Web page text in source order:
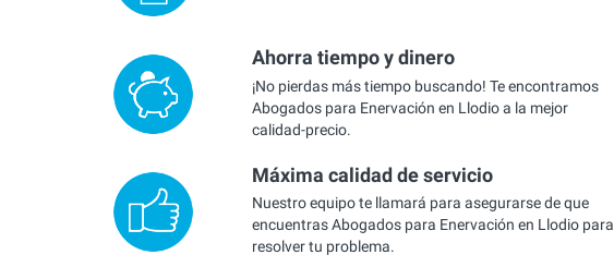
Ahorra tiempo y dinero
¡No pierdas más tiempo buscando! Te encontramos
Abogados para Enervación en Llodio a la mejor
calidad-precio.
Máxima calidad de servicio
Nuestro equipo te llamará para asegurarse de que
encuentras Abogados para Enervación en Llodio para
resolver tu problema.